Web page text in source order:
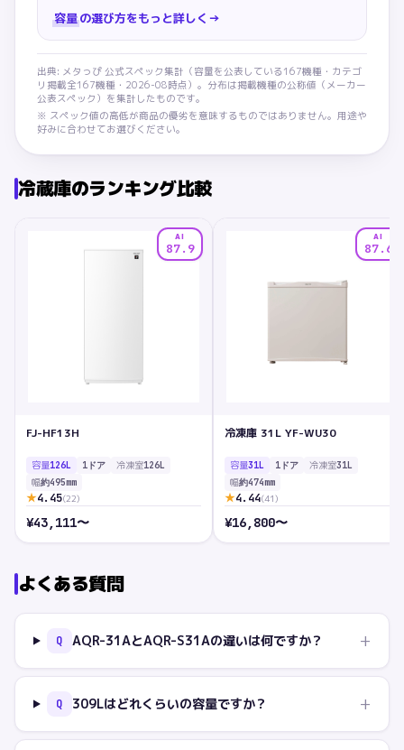
容量の選び方をもっと詳しく →
出典: メタっぴ 公式スペック集計（ 容量を公表している 167機種・カテゴ
リ掲載全167機種・ 2026-08時点）。分布は掲載機種の公称値（メーカー
公表スペック）を集計したものです。
※ スペック値の高低が商品の優劣を意味するものではありません。用途や
好みに合わせてお選びください。
冷蔵庫のランキング比較
AI
87.9
FJ-HF13H
容量126L 1ドア 冷凍室126L
幅約495mm
★4.45(22)
¥43,111〜
AI
87.6
冷凍庫 31L YF-WU30
容量31L 1ドア 冷凍室31L
幅約474mm
★4.44(41)
¥16,800〜
よくある質問
Q AQR-31AとAQR-S31Aの違いは何ですか？ +
Q 309Lはどれくらいの容量ですか？ +